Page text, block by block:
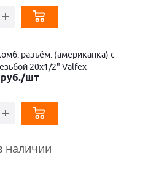
разъём. (американка) с
20х1/2" Valfex
/шт
наличии